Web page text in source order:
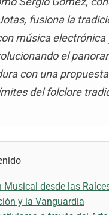
fusiona la
música electrónica
el
con una
del folclore
Musical desde las
y la Vanguardia